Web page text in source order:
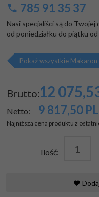
785 91 35 37
Nasi specjaliści są do Twojej
od poniedziałku do piątku
Pokaż wszystkie Makaron
Brutto:12 075,
Netto: 9 817,50
Najniższa cena produktu z
Ilość: